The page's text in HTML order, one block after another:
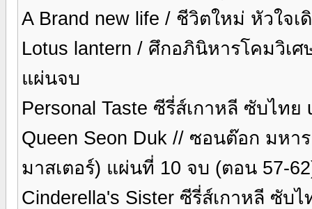
A Brand new life / ชีวิตใหม่ หัวใจ
Lotus lantern / ศึกอภินิหารโคมวิเ
แผ่นจบ
Personal Taste ซีรี่ส์เกาหลี ซับไท
Queen Seon Duk // ซอนต๊อก มห
มาสเตอร์) แผ่นที่ 10 จบ (ตอน 57-
Cinderella's Sister ซีรี่ส์เกาหลี ซับ